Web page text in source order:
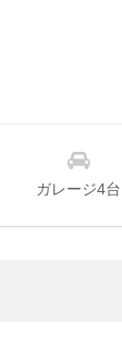
ガレージ4台